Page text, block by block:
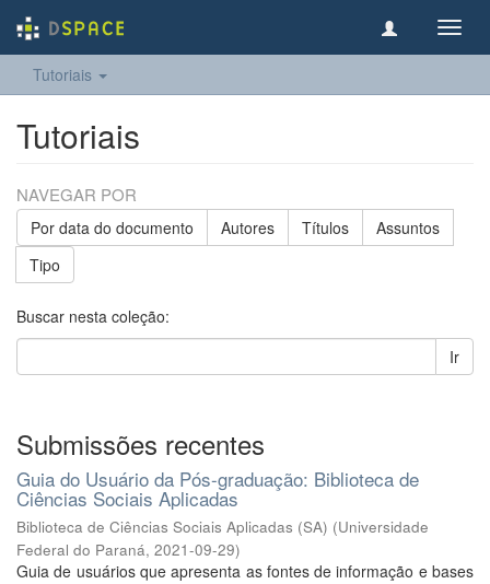
Tutoriais
Tutoriais
NAVEGAR POR
Por data do documento Autores Títulos
Assuntos
Tipo
Buscar nesta coleção:
Ir
Submissões recentes
Guia do Usuário da Pós-graduação: Biblioteca de
Ciências Sociais Aplicadas
Biblioteca de Ciências Sociais Aplicadas (SA) (Universidade
Federal do Paraná, 2021-09-29)
Guia de usuários que apresenta as fontes de informação e bases